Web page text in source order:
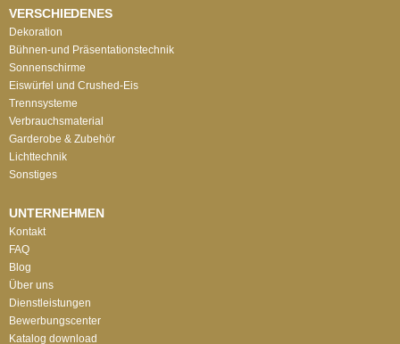
VERSCHIEDENES
Dekoration
Bühnen-und Präsentationstechnik
Sonnenschirme
Eiswürfel und Crushed-Eis
Trennsysteme
Verbrauchsmaterial
Garderobe & Zubehör
Lichttechnik
Sonstiges
UNTERNEHMEN
Kontakt
FAQ
Blog
Über uns
Dienstleistungen
Bewerbungscenter
Katalog download